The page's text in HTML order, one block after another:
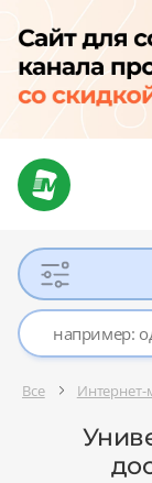
Все